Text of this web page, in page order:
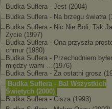
Budka Suflera - Jest (2004)
Budka Suflera - Na brzegu światła
Budka Suflera - Nic Nie Boli, Tak
Zycie (1997)
Budka Suflera - Ona przyszła
chmur (1980)
Budka Suflera - Przechodniem
między wami …(1976)
Budka Suflera - Za ostatni grosz
Budka Suflera - Bal Wszystkich
Świętych (2000)
Budka Suflera - Cisza (1993)